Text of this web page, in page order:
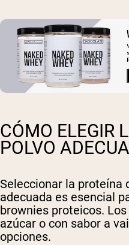
CÓMO ELEGIR
POLVO
Seleccionar la proteína
adecuada es esencial
brownies proteicos.
azúcar o con sabor a
opciones.